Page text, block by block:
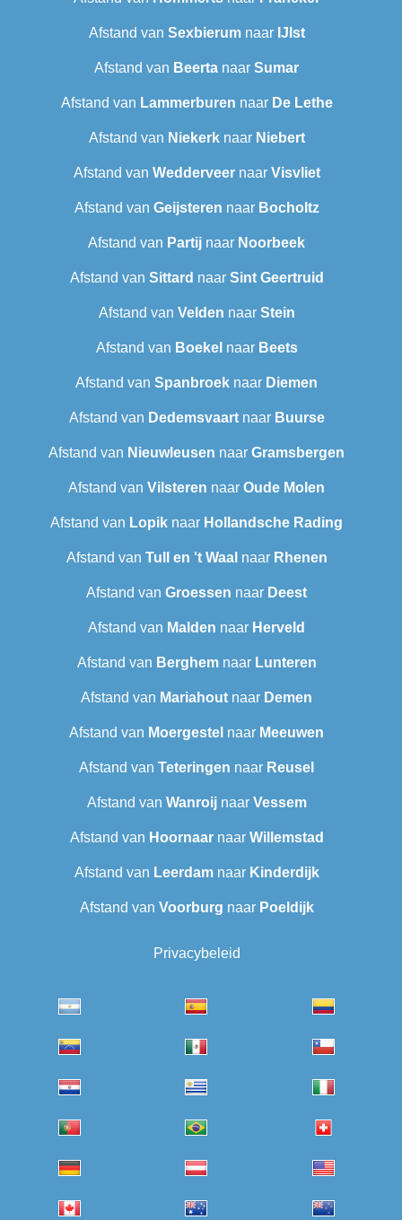
Afstand van Sexbierum‎naar IJlst
Afstand van Beerta naar Sumar
Afstand van Lammerburen naar De Lethe
Afstand van Niekerknaar Niebert
Afstand van Wedderveernaar Visvliet
Afstand van Geijsteren naar Bocholtz
Afstand van Partij naar Noorbeek
Afstand van Sittard naar Sint Geertruid
Afstand van Velden naar Stein
Afstand van Boekel naar Beets
Afstand van Spanbroek naar Diemen
Afstand van Dedemsvaartnaar Buurse
Afstand van Nieuwleusen naar Gramsbergen
Afstand van Vilsteren naar Oude Molen
Afstand van Lopik naar Hollandsche Rading
Afstand van Tull en 't Waal naar Rhenen
Afstand van Groessen naar Deest
Afstand van Malden naar Herveld
Afstand van Berghemnaar Lunteren
Afstand van Mariahout naar Demen
Afstand van Moergestel naar Meeuwen
Afstand van Teteringen naar Reusel
Afstand van Wanroijnaar Vessem
Afstand van Hoornaarnaar Willemstad
Afstand van Leerdamnaar Kinderdijk
Afstand van Voorburg naar Poeldijk
Privacybeleid